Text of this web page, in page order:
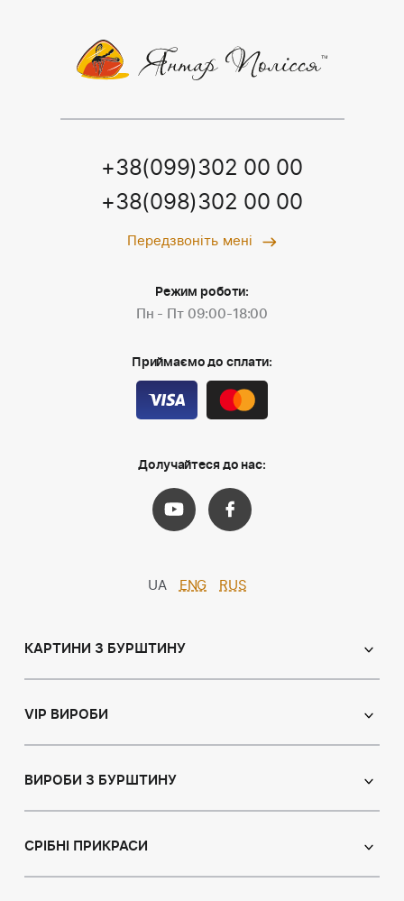
+38(099)302 00 00
+38(098)302 00 00
Передзвоніть мені
Режим роботи:
Пн - Пт 09:00-18:00
Приймаємо до сплати:
Долучайтеся до нас:
UA ENG RUS
КАРТИНИ З БУРШТИНУ
Іменні ікони
Натюрморт
Мисливська тема
VIP ВИРОБИ
Ікони з пластин
ВИРОБИ З БУРШТИНУ
Браслети
СРІБНІ ПРИКРАСИ